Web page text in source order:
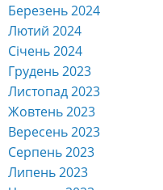
Березень 2024
Лютий 2024
Січень 2024
Грудень 2023
Листопад 2023
Жовтень 2023
Вересень 2023
Серпень 2023
Липень 2023